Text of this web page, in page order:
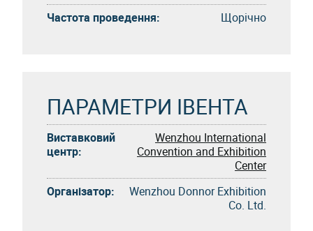
Частота проведення:
Щорічно
ПАРАМЕТРИ ІВЕНТА
Виставковий
центр:
Wenzhou International
Convention and Exhibition
Center
Організатор:
Wenzhou Donnor Exhibition
Co. Ltd.